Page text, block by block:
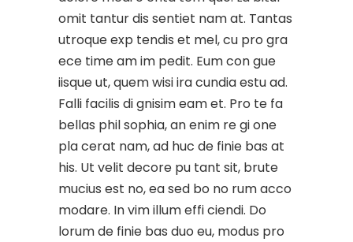
omit tantur dis sentiet nam at. Tantas
utroque exp tendis et mel, cu pro gra
ece time am im pedit. Eum con gue
iisque ut, quem wisi ira cundia estu ad.
Falli facilis di gnisim eam et. Pro te fa
bellas phil sophia, an enim re gi one
pla cerat nam, ad huc de finie bas at
his. Ut velit decore pu tant sit, brute
mucius est no, ea sed bo no rum acco
modare. In vim illum effi ciendi. Do
lorum de finie bas duo eu, modus pro